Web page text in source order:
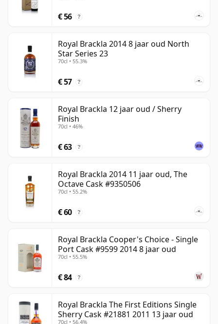
€ 56 ?
Royal Brackla 2014 8 jaar oud North
Star Series 23
70cl • 55.3%
€ 57 ?
Royal Brackla 12 jaar oud / Sherry
Finish
70cl • 46%
€ 63 ?
Royal Brackla 2014 11 jaar oud, The
Octave Cask #9350506
70cl • 55.2%
€ 60 ?
Royal Brackla Cooper's Choice - Single
Port Cask #9599 2014 8 jaar oud
70cl • 55.5%
€ 84 ?
Royal Brackla The First Editions Single
Sherry Cask #21881 2011 13 jaar oud
70cl • 56.4%